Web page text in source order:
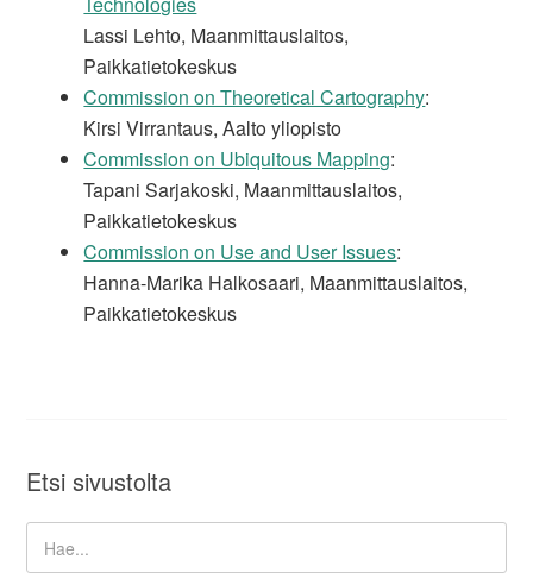
Lassi Lehto, Maanmittauslaitos,
Paikkatietokeskus
Commission on Theoretical Cartography:
Kirsi Virrantaus, Aalto yliopisto
Commission on Ubiquitous Mapping:
Tapani Sarjakoski, Maanmittauslaitos,
Paikkatietokeskus
Commission on Use and User Issues:
Hanna-Marika Halkosaari, Maanmittauslaitos,
Paikkatietokeskus
Etsi sivustolta